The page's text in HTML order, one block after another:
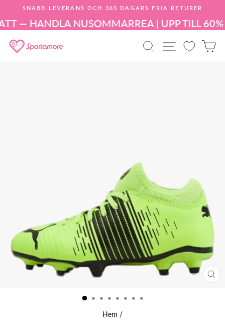
innehållet
Pausa
bildspelet
SNABB LEVERANS OCH 365 DAGARS FRIA RETURER
— HANDLA NUSOMMARREA | UPP TILL
Hem /